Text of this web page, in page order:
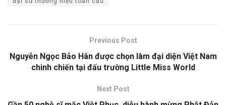
Previous Post
Nguyễn Ngọc Bảo Hân được chọn làm đại diện Việt Nam
chinh chiến tại đấu trường Little Miss World
Next Post